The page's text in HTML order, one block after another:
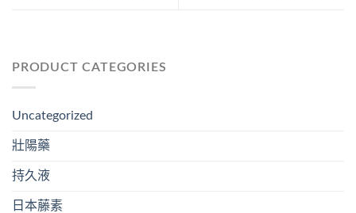
PRODUCT CATEGORIES
Uncategorized
壯陽藥
持久液
日本藤素